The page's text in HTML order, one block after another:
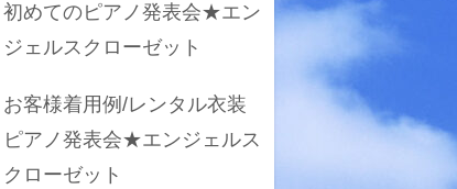
初めてのピアノ発表会★エン
ジェルスクローゼット
お客様着用例/レンタル衣装
ピアノ発表会★エンジェルス
クローゼット